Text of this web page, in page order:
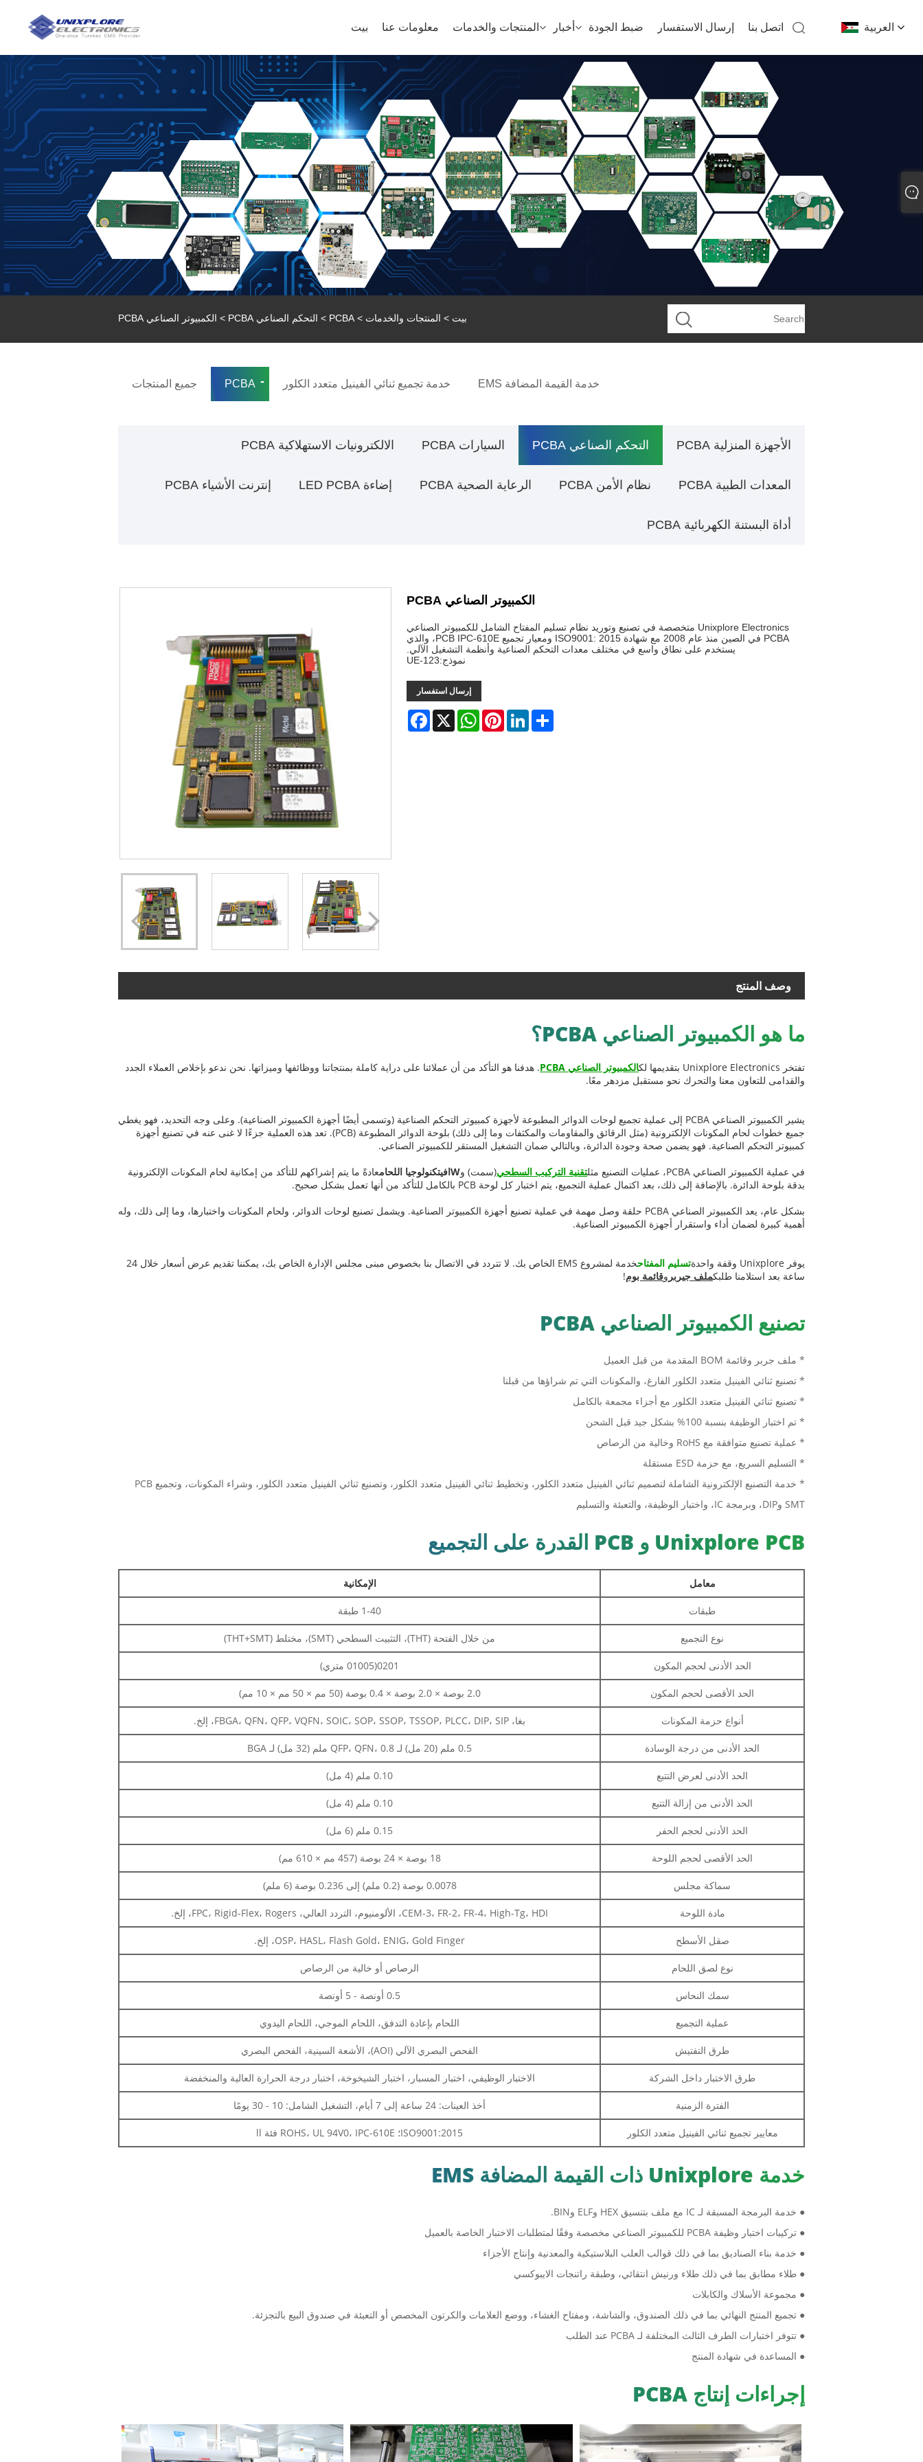
العربية بيت معلومات عنا المنتجات والخدمات أخبار ضبط الجودة إرسال الاستفسار اتصل بنا
بيت > المنتجات والخدمات >
PCBA
> التحكم الصناعي PCBA > الكمبيوتر الصناعي PCBA
جميع المنتجات PCBA خدمة تجميع ثنائي الفينيل متعدد الكلور خدمة القيمة المضافة EMS
الأجهزة المنزلية PCBA التحكم الصناعي PCBA السيارات PCBA الالكترونيات الاستهلاكية PCBA
المعدات الطبية PCBA نظام الأمن PCBA الرعاية الصحية PCBA إضاءة LED PCBA إنترنت الأشياء PCBA
أداة البستنة الكهربائية PCBA
الكمبيوتر الصناعي PCBA
Unixplore Electronics متخصصة في تصنيع وتوريد نظام تسليم المفتاح الشامل للكمبيوتر الصناعي
PCBA في الصين منذ عام 2008 مع شهادة ISO9001: 2015 ومعيار تجميع PCB IPC-610E، والذي
يستخدم على نطاق واسع في مختلف معدات التحكم الصناعية وأنظمة التشغيل الآلي.
نموذج:UE-123
إرسال استفسار
Facebook X
WhatsAppPinterestLinkedInShare
وصف المنتج
ما هو الكمبيوتر الصناعي PCBA؟
تفتخر Unixplore Electronics بتقديمها لك الكمبيوتر الصناعي PCBA
. هدفنا هو التأكد من أن عملائنا على دراية كاملة بمنتجاتنا ووظائفها وميزاتها. نحن ندعو بإخلاص العملاء الجدد
والقدامى للتعاون معنا والتحرك نحو مستقبل مزدهر معًا.
يشير الكمبيوتر الصناعي PCBA إلى عملية تجميع لوحات الدوائر المطبوعة لأجهزة كمبيوتر التحكم الصناعية (وتسمى أيضًا أجهزة الكمبيوتر الصناعية). وعلى وجه التحديد، فهو يغطي
جميع خطوات لحام المكونات الإلكترونية (مثل الرقائق والمقاومات والمكثفات وما إلى ذلك) بلوحة الدوائر المطبوعة (PCB). تعد هذه العملية جزءًا لا غنى عنه في تصنيع أجهزة
كمبيوتر التحكم الصناعية. فهو يضمن صحة وجودة الدائرة، وبالتالي ضمان التشغيل المستقر للكمبيوتر الصناعي.
في عملية الكمبيوتر الصناعي PCBA، عمليات التصنيع مثل
تقنية التركيب السطحي(سمت) وWافيتكنولوجيا اللحامعادةً ما يتم إشراكهم للتأكد من إمكانية لحام المكونات الإلكترونية
بدقة بلوحة الدائرة. بالإضافة إلى ذلك، بعد اكتمال عملية التجميع، يتم اختبار كل لوحة PCB بالكامل للتأكد من أنها تعمل بشكل صحيح.
بشكل عام، يعد الكمبيوتر الصناعي PCBA حلقة وصل مهمة في عملية تصنيع أجهزة الكمبيوتر الصناعية. ويشمل تصنيع لوحات الدوائر، ولحام المكونات واختبارها، وما إلى ذلك، وله
أهمية كبيرة لضمان أداء واستقرار أجهزة الكمبيوتر الصناعية.
يوفر Unixplore وقفة واحدة تسليم المفتاح
خدمة لمشروع EMS الخاص بك. لا تتردد في الاتصال بنا بخصوص مبنى مجلس الإدارة الخاص بك، يمكننا تقديم عرض أسعار خلال 24
ساعة بعد استلامنا طلبكملف جيربر وقائمة بوم!
تصنيع الكمبيوتر الصناعي PCBA
* ملف جربر وقائمة BOM المقدمة من قبل العميل
* تصنيع ثنائي الفينيل متعدد الكلور الفارغ، والمكونات التي تم شراؤها من قبلنا
* تصنيع ثنائي الفينيل متعدد الكلور مع أجزاء مجمعة بالكامل
* تم اختبار الوظيفة بنسبة 100% بشكل جيد قبل الشحن
* عملية تصنيع متوافقة مع RoHS وخالية من الرصاص
* التسليم السريع، مع حزمة ESD مستقلة
* خدمة التصنيع الإلكترونية الشاملة لتصميم ثنائي الفينيل متعدد الكلور، وتخطيط ثنائي الفينيل متعدد الكلور، وتصنيع ثنائي الفينيل متعدد الكلور، وشراء المكونات، وتجميع PCB
SMT وDIP، وبرمجة IC، واختبار الوظيفة، والتعبئة والتسليم
Unixplore PCB و PCB القدرة على التجميع
معامل الإمكانية
طبقات 1-40 طبقة
نوع التجميع من خلال الفتحة (THT)، التثبيت السطحي (SMT)، مختلط (THT+SMT)
الحد الأدنى لحجم المكون 0201(01005 متري)
الحد الأقصى لحجم المكون 2.0 بوصة × 2.0 بوصة × 0.4 بوصة (50 مم × 50 مم × 10 مم)
أنواع حزمة المكونات بغا، FBGA، QFN، QFP، VQFN، SOIC، SOP، SSOP، TSSOP، PLCC، DIP، SIP، إلخ.
الحد الأدنى من درجة الوسادة 0.5 ملم (20 مل) لـ QFP، QFN، 0.8 ملم (32 مل) لـ BGA
الحد الأدنى لعرض التتبع 0.10 ملم (4 مل)
الحد الأدنى من إزالة التتبع 0.10 ملم (4 مل)
الحد الأدنى لحجم الحفر 0.15 ملم (6 مل)
الحد الأقصى لحجم اللوحة 18 بوصة × 24 بوصة (457 مم × 610 مم)
سماكة مجلس 0.0078 بوصة (0.2 ملم) إلى 0.236 بوصة (6 ملم)
مادة اللوحة CEM-3، FR-2، FR-4، High-Tg، HDI، الألومنيوم، التردد العالي، FPC، Rigid-Flex، Rogers، إلخ.
صقل الأسطح OSP، HASL، Flash Gold، ENIG، Gold Finger، إلخ.
نوع لصق اللحام الرصاص أو خالية من الرصاص
سمك النحاس 0.5 أونصة - 5 أونصة
عملية التجميع اللحام بإعادة التدفق، اللحام الموجي، اللحام اليدوي
طرق التفتيش الفحص البصري الآلي (AOI)، الأشعة السينية، الفحص البصري
طرق الاختبار داخل الشركة الاختبار الوظيفي، اختبار المسبار، اختبار الشيخوخة، اختبار درجة الحرارة العالية والمنخفضة
الفترة الزمنية أخذ العينات: 24 ساعة إلى 7 أيام، التشغيل الشامل: 10 - 30 يومًا
معايير تجميع ثنائي الفينيل متعدد الكلور ISO9001:2015؛ ROHS، UL 94V0، IPC-610E فئة ll
خدمة Unixplore ذات القيمة المضافة EMS
● خدمة البرمجة المسبقة لـ IC مع ملف بتنسيق HEX وELF وBIN.
● تركيبات اختبار وظيفة PCBA للكمبيوتر الصناعي مخصصة وفقًا لمتطلبات الاختبار الخاصة بالعميل
● خدمة بناء الصناديق بما في ذلك قوالب العلب البلاستيكية والمعدنية وإنتاج الأجزاء
● طلاء مطابق بما في ذلك طلاء ورنيش انتقائي، وطبقة راتنجات الايبوكسي
● مجموعة الأسلاك والكابلات
● تجميع المنتج النهائي بما في ذلك الصندوق، والشاشة، ومفتاح الغشاء، ووضع العلامات والكرتون المخصص أو التعبئة في صندوق البيع بالتجزئة.
● تتوفر اختبارات الطرف الثالث المختلفة لـ PCBA عند الطلب
● المساعدة في شهادة المنتج
إجراءات إنتاج PCBA